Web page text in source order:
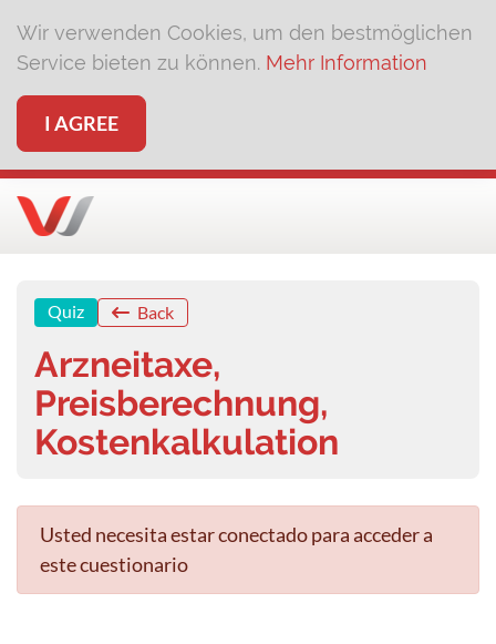
Wir verwenden Cookies, um den bestmöglichen
Service bieten zu können. Mehr Information
I AGREE
Quiz Back
Arzneitaxe,
Preisberechnung,
Kostenkalkulation
Usted necesita estar conectado para acceder a
este cuestionario